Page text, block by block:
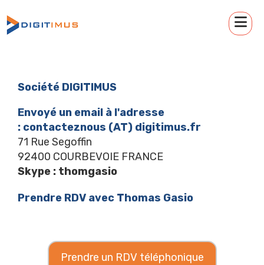
Société DIGITIMUS
Envoyé un email à l'adresse
: contacteznous (AT) digitimus.fr
71 Rue Segoffin
92400 COURBEVOIE FRANCE
Skype : thomgasio
Prendre RDV avec Thomas Gasio
Prendre un RDV téléphonique